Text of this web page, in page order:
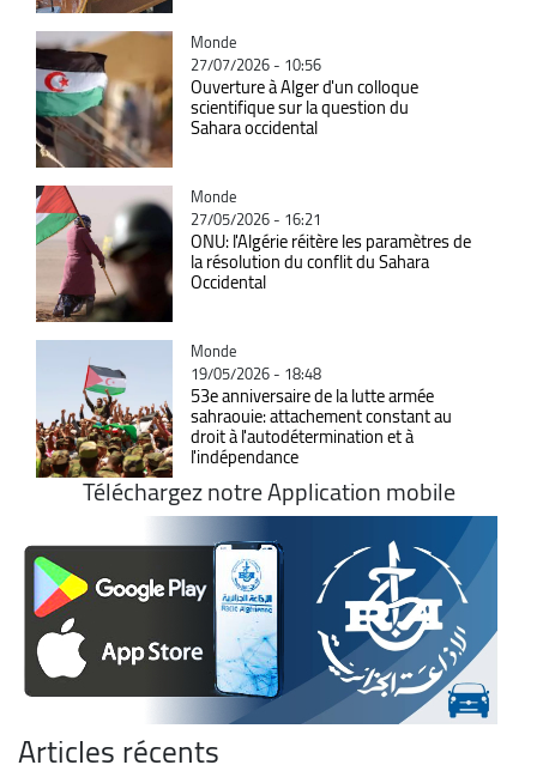
Catégorie
Monde
27/07/2026 - 10:56
Ouverture à Alger d'un colloque
scientifique sur la question du
Sahara occidental
Catégorie
Monde
27/05/2026 - 16:21
ONU: l'Algérie réitère les paramètres de
la résolution du conflit du Sahara
Occidental
Catégorie
Monde
19/05/2026 - 18:48
53e anniversaire de la lutte armée
sahraouie: attachement constant au
droit à l'autodétermination et à
l'indépendance
Téléchargez notre Application mobile
Articles récents